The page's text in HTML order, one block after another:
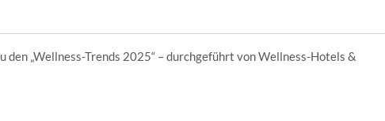
den „Wellness-Trends 2025“ – durchgeführt von Wellness-Hotels &